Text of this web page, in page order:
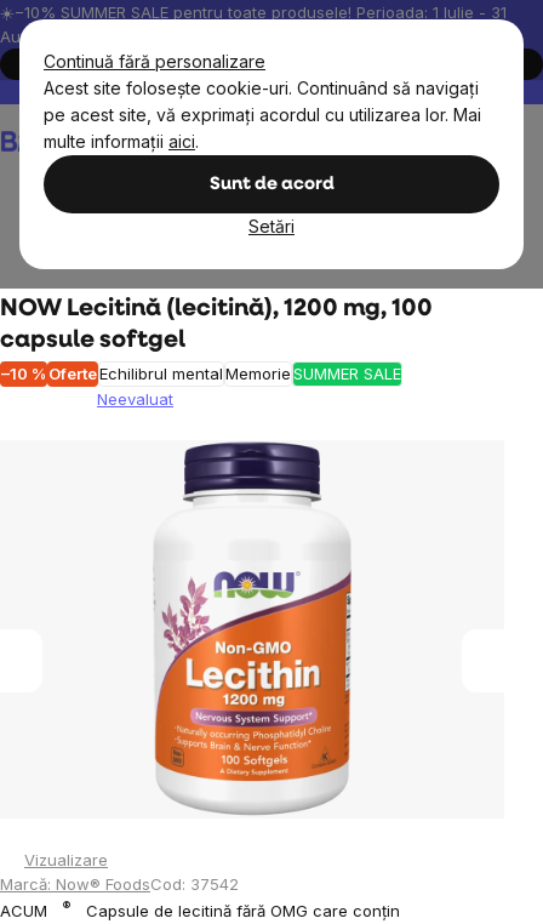
Continuă fără personalizare
Acest site folosește cookie-uri. Continuând să navigați
pe acest site, vă exprimați acordul cu utilizarea lor. Mai
multe informații aici.
Sunt de acord
Setări
Treci
la
conținut
☀️−10% SUMMER SALE pentru toate produsele! Perioada: 1 Iulie - 31
August, 2026.
Cumpără acum
Peste 200.000 de recenzii verificate
Produsele noastre sunt
Coş
de
NOW Lecitină (lecitină), 1200 mg, 100
capsule softgel
–10 % OferteEchilibrul mentalMemorieSUMMER SALE
Neevaluat
Vizualizare
Marcă: Now® FoodsCod: 37542
ACUM
®
Capsule de lecitină fără OMG care conțin